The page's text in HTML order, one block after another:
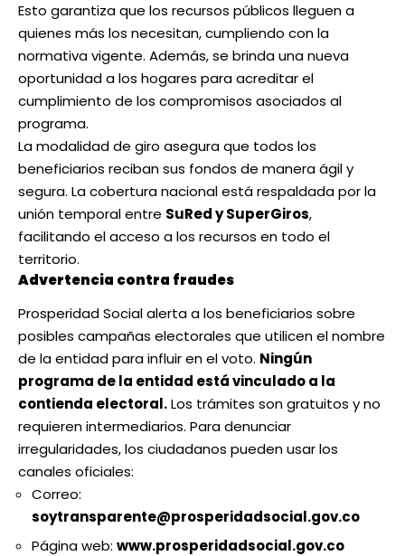
Esto garantiza que los recursos públicos lleguen a
quienes más los necesitan, cumpliendo con la
normativa vigente. Además, se brinda una nueva
oportunidad a los hogares para acreditar el
cumplimiento de los compromisos asociados al
programa.
La modalidad de giro asegura que todos los
beneficiarios reciban sus fondos de manera ágil y
segura. La cobertura nacional está respaldada por la
unión temporal entre SuRed y SuperGiros,
facilitando el acceso a los recursos en todo el
territorio.
Advertencia contra fraudes
Prosperidad Social alerta a los beneficiarios sobre
posibles campañas electorales que utilicen el nombre
de la entidad para influir en el voto. Ningún
programa de la entidad está vinculado a la
contienda electoral.Los trámites son gratuitos y no
requieren intermediarios. Para denunciar
irregularidades, los ciudadanos pueden usar los
canales oficiales:
Correo:
soytransparente@prosperidadsocial.gov.co
Página web: www.prosperidadsocial.gov.co